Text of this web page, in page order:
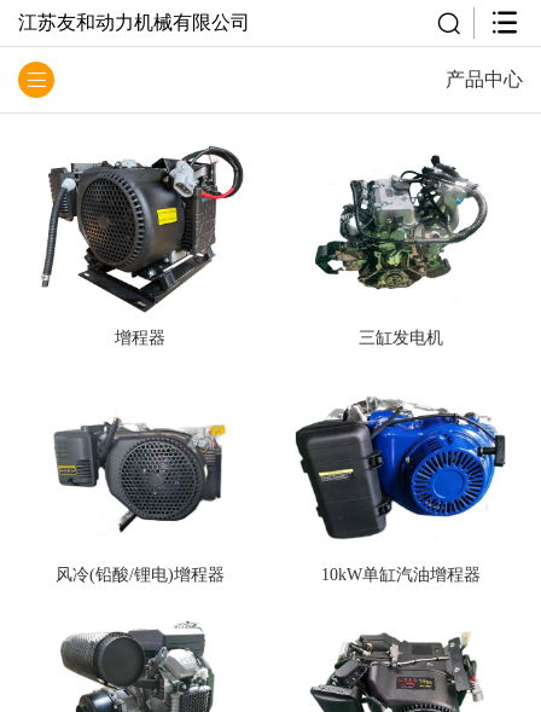
江苏友和动力机械有限公司
产品中心
增程器 三缸发电机
风冷(铅酸/锂电)增程器 10kW单缸汽油增程器